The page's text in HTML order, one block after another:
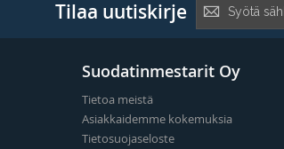
Tilaa uutiskirje
uutiskirje:
Suodatinmestarit Oy
Tietoa meistä
Asiakkaidemme kokemuksia
Tietosuojaseloste